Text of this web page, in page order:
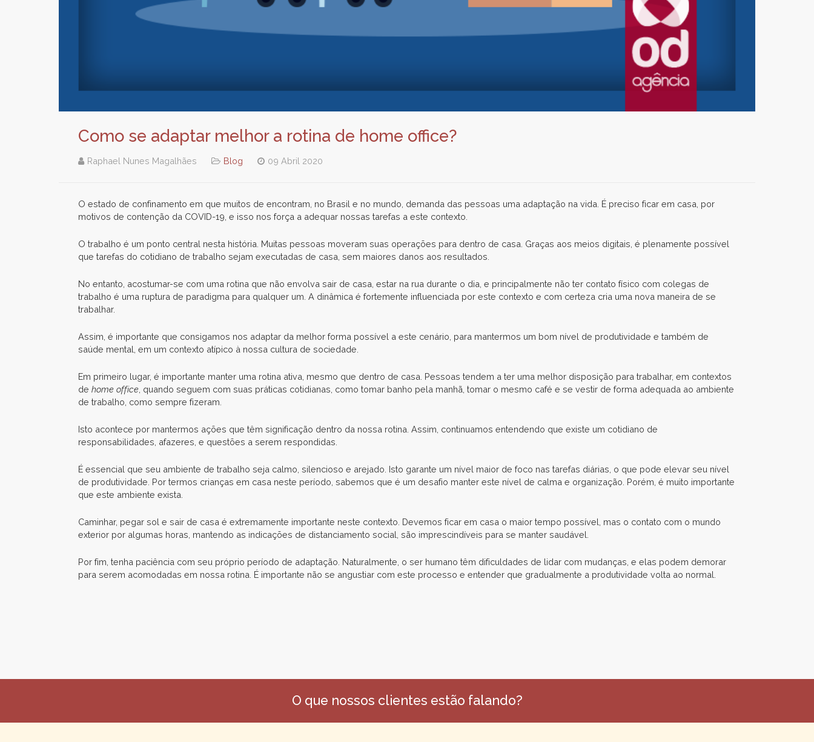
Como se adaptar melhor a rotina de home office?
Raphael Nunes Magalhães Blog 09 Abril 2020
O estado de confinamento em que muitos de encontram, no Brasil e no mundo, demanda das pessoas uma adaptação na vida. É preciso ficar em casa, por
motivos de contenção da COVID-19, e isso nos força a adequar nossas tarefas a este contexto.
O trabalho é um ponto central nesta história. Muitas pessoas moveram suas operações para dentro de casa. Graças aos meios digitais, é plenamente possível
que tarefas do cotidiano de trabalho sejam executadas de casa, sem maiores danos aos resultados.
No entanto, acostumar-se com uma rotina que não envolva sair de casa, estar na rua durante o dia, e principalmente não ter contato físico com colegas de
trabalho é uma ruptura de paradigma para qualquer um. A dinâmica é fortemente influenciada por este contexto e com certeza cria uma nova maneira de se
trabalhar.
Assim, é importante que consigamos nos adaptar da melhor forma possível a este cenário, para mantermos um bom nível de produtividade e também de
saúde mental, em um contexto atípico à nossa cultura de sociedade.
Em primeiro lugar, é importante manter uma rotina ativa, mesmo que dentro de casa. Pessoas tendem a ter uma melhor disposição para trabalhar, em contextos
de home office , quando seguem com suas práticas cotidianas, como tomar banho pela manhã, tomar o mesmo café e se vestir de forma adequada ao ambiente
de trabalho, como sempre fizeram.
Isto acontece por mantermos ações que têm significação dentro da nossa rotina. Assim, continuamos entendendo que existe um cotidiano de
responsabilidades, afazeres, e questões a serem respondidas.
É essencial que seu ambiente de trabalho seja calmo, silencioso e arejado. Isto garante um nível maior de foco nas tarefas diárias, o que pode elevar seu nível
de produtividade. Por termos crianças em casa neste período, sabemos que é um desafio manter este nível de calma e organização. Porém, é muito importante
que este ambiente exista.
Caminhar, pegar sol e sair de casa é extremamente importante neste contexto. Devemos ficar em casa o maior tempo possível, mas o contato com o mundo
exterior por algumas horas, mantendo as indicações de distanciamento social, são imprescindíveis para se manter saudável.
Por fim, tenha paciência com seu próprio período de adaptação. Naturalmente, o ser humano têm dificuldades de lidar com mudanças, e elas podem demorar
para serem acomodadas em nossa rotina. É importante não se angustiar com este processo e entender que gradualmente a produtividade volta ao normal.
O que nossos clientes estão falando?